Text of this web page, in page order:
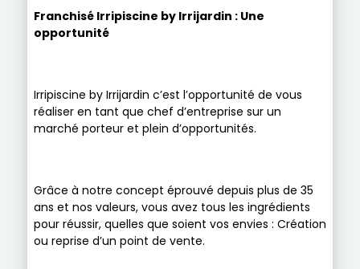
Franchisé Irripiscine by Irrijardin : Une
opportunité
Irripiscine by Irrijardin c’est l’opportunité de vous
réaliser en tant que chef d’entreprise sur un
marché porteur et plein d’opportunités.
Grâce à notre concept éprouvé depuis plus de 35
ans et nos valeurs, vous avez tous les ingrédients
pour réussir, quelles que soient vos envies : Création
ou reprise d’un point de vente.